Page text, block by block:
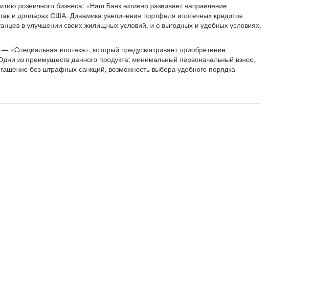
розничного бизнеса: «Наш Банк активно развивает направление
и долларах США. Динамика увеличения портфеля ипотечных кредитов
в улучшении своих жилищных условий, и о выгодных и удобных условиях,
«Специальная ипотека», который предусматривает приобретение
из преимуществ данного продукта: минимальный первоначальный взнос,
без штрафных санкций, возможность выбора удобного порядка